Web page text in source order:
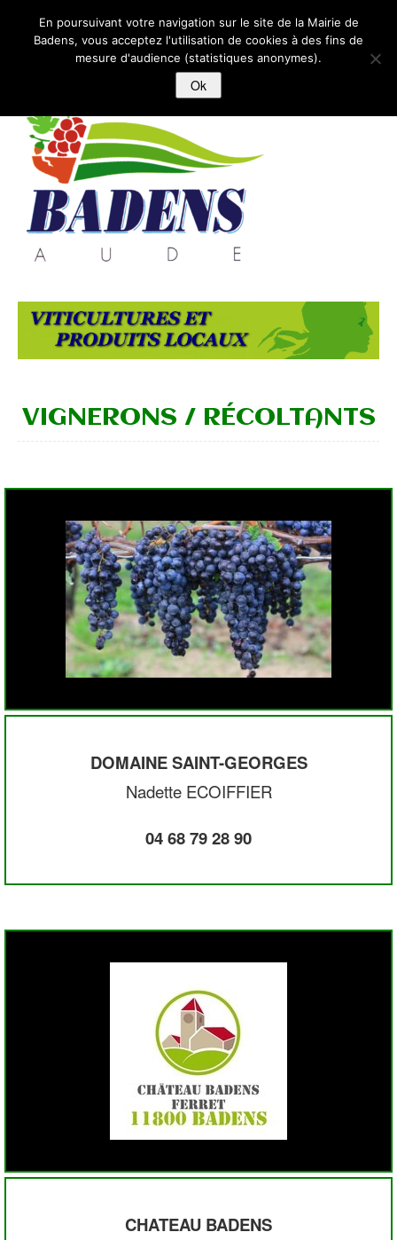
BADENS
ECOLE-ENFANCE-JEUNESSE
VIVRE A BADENS
LOISIRS
HiISTOIRE ET PATRIMOINE
CONTACT
VIGNERONS / RÉCOLTANTS
DOMAINE SAINT-GEORGES
Nadette ECOIFFIER
04 68 79 28 90
CHATEAU BADENS
En poursuivant votre navigation sur le site de la Mairie de
Badens, vous acceptez l'utilisation de cookies à des fins de
mesure d'audience (statistiques anonymes).
Ok